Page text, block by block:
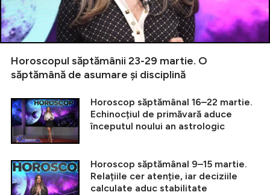
Horoscopul săptămânii 23-29 martie. O
săptămână de asumare și disciplină
Horoscop săptămânal 16–22 martie.
Echinocțiul de primăvară aduce
începutul noului an astrologic
Horoscop săptămânal 9–15 martie.
Relațiile cer atenție, iar deciziile
calculate aduc stabilitate